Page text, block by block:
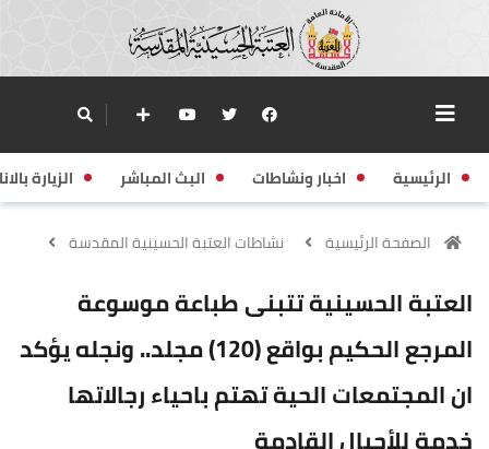
الرئيسية اخبار ونشاطات البث المباشر الزيارة
الصفحة الرئيسية نشاطات العتبة الحسينية المقدسة
العتبة الحسينية تتبنى طباعة موسوعة
المرجع الحكيم بواقع (120) مجلد.. ونجله يؤكد
ان المجتمعات الحية تهتم باحياء رجالاتها